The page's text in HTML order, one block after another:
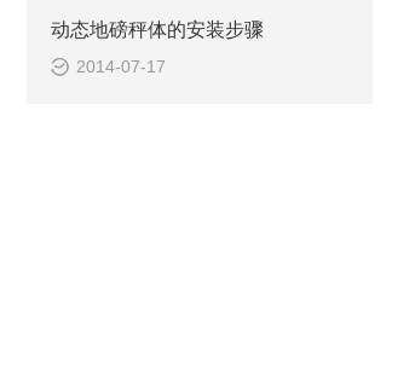
动态地磅秤体的安装步骤
2014-07-17